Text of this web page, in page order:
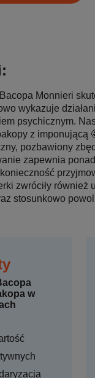
Monnieri
wykazuje
psychicznym.
z imponującą
pozbawiony
zapewnia
zwróciły
stosunkowo
w